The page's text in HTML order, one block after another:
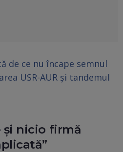
de ce nu încape semnul
USR-AUR și tandemul
și nicio firmă